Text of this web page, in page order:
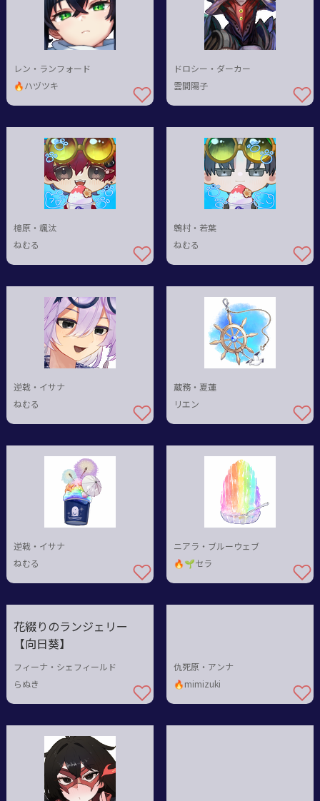
レン・ランフォード
🔥ハヅツキ
ドロシー・ダーカー
雲間陽子
檍原・颯汰
ねむる
鵯村・若葉
ねむる
逆戟・イサナ
ねむる
蔵務・夏蓮
リエン
逆戟・イサナ
ねむる
ニアラ・ブルーウェブ
🔥🌱セラ
花綴りのランジェリー
【向日葵】
フィーナ・シェフィールド
らぬき
仇死原・アンナ
🔥mimizuki